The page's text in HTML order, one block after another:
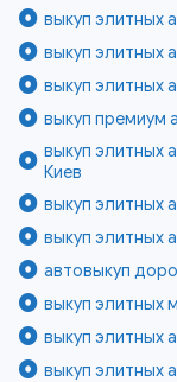
выкуп элитных
выкуп элитных
выкуп элитных
выкуп премиум
выкуп элитных
Киев
выкуп элитных
выкуп элитных
автовыкуп
выкуп элитных
выкуп элитных
выкуп элитных